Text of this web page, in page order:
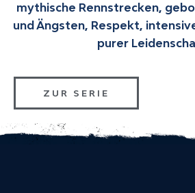
mythische Rennstrecken,
und Ängsten, Respekt,
purer
ZUR SERIE